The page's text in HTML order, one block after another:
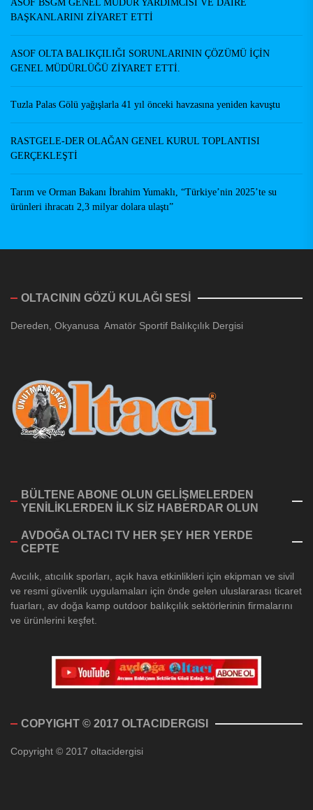
ASOF BSGM GENEL MÜDÜR YARDIMCISI VE DAİRE
BAŞKANLARINI ZİYARET ETTİ
ASOF OLTA BALIKÇILIĞI SORUNLARININ ÇÖZÜMÜ İÇİN
GENEL MÜDÜRLÜĞÜ ZİYARET ETTİ.
Tuzla Palas Gölü yağışlarla 41 yıl önceki havzasına yeniden kavuştu
RASTGELE-DER OLAĞAN GENEL KURUL TOPLANTISI
GERÇEKLEŞTİ
Tarım ve Orman Bakanı İbrahim Yumaklı, “Türkiye’nin 2025’te su
ürünleri ihracatı 2,3 milyar dolara ulaştı”
OLTACININ GÖZÜ KULAĞI SESİ
Dereden, Okyanusa Amatör Sportif Balıkçılık Dergisi
BÜLTENE ABONE OLUN GELİŞMELERDEN
YENİLİKLERDEN İLK SİZ HABERDAR OLUN
AVDOĞA OLTACI TV HER ŞEY HER YERDE
CEPTE
Avcılık, atıcılık sporları, açık hava etkinlikleri için ekipman ve sivil
ve resmi güvenlik uygulamaları için önde gelen uluslararası ticaret
fuarları, av doğa kamp outdoor balıkçılık sektörlerinin firmalarını
ve ürünlerini keşfet.
COPYIGHT © 2017 OLTACIDERGISI
Copyright © 2017 oltacidergisi